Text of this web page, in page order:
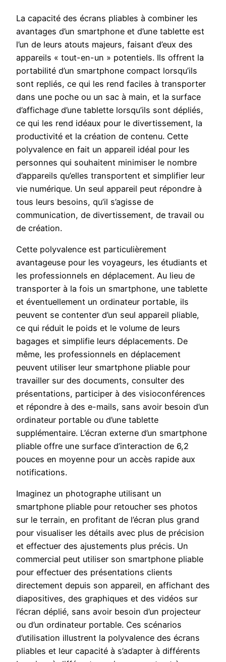
La capacité des écrans pliables à combiner les
avantages d’un smartphone et d’une tablette est
l’un de leurs atouts majeurs, faisant d’eux des
appareils « tout-en-un » potentiels. Ils offrent la
portabilité d’un smartphone compact lorsqu’ils
sont repliés, ce qui les rend faciles à transporter
dans une poche ou un sac à main, et la surface
d’affichage d’une tablette lorsqu’ils sont dépliés,
ce qui les rend idéaux pour le divertissement, la
productivité et la création de contenu. Cette
polyvalence en fait un appareil idéal pour les
personnes qui souhaitent minimiser le nombre
d’appareils qu’elles transportent et simplifier leur
vie numérique. Un seul appareil peut répondre à
tous leurs besoins, qu’il s’agisse de
communication, de divertissement, de travail ou
de création.
Cette polyvalence est particulièrement
avantageuse pour les voyageurs, les étudiants et
les professionnels en déplacement. Au lieu de
transporter à la fois un smartphone, une tablette
et éventuellement un ordinateur portable, ils
peuvent se contenter d’un seul appareil pliable,
ce qui réduit le poids et le volume de leurs
bagages et simplifie leurs déplacements. De
même, les professionnels en déplacement
peuvent utiliser leur smartphone pliable pour
travailler sur des documents, consulter des
présentations, participer à des visioconférences
et répondre à des e-mails, sans avoir besoin d’un
ordinateur portable ou d’une tablette
supplémentaire. L’écran externe d’un smartphone
pliable offre une surface d’interaction de 6,2
pouces en moyenne pour un accès rapide aux
notifications.
Imaginez un photographe utilisant un
smartphone pliable pour retoucher ses photos
sur le terrain, en profitant de l’écran plus grand
pour visualiser les détails avec plus de précision
et effectuer des ajustements plus précis. Un
commercial peut utiliser son smartphone pliable
pour effectuer des présentations clients
directement depuis son appareil, en affichant des
diapositives, des graphiques et des vidéos sur
l’écran déplié, sans avoir besoin d’un projecteur
ou d’un ordinateur portable. Ces scénarios
d’utilisation illustrent la polyvalence des écrans
pliables et leur capacité à s’adapter à différents